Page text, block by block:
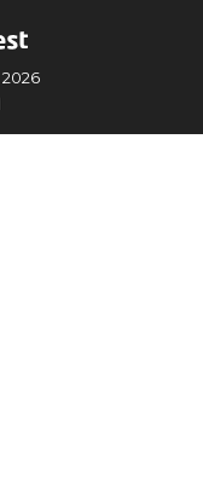
2026